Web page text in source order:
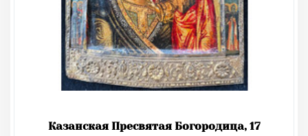
Казанская Пресвятая Богородица, 17